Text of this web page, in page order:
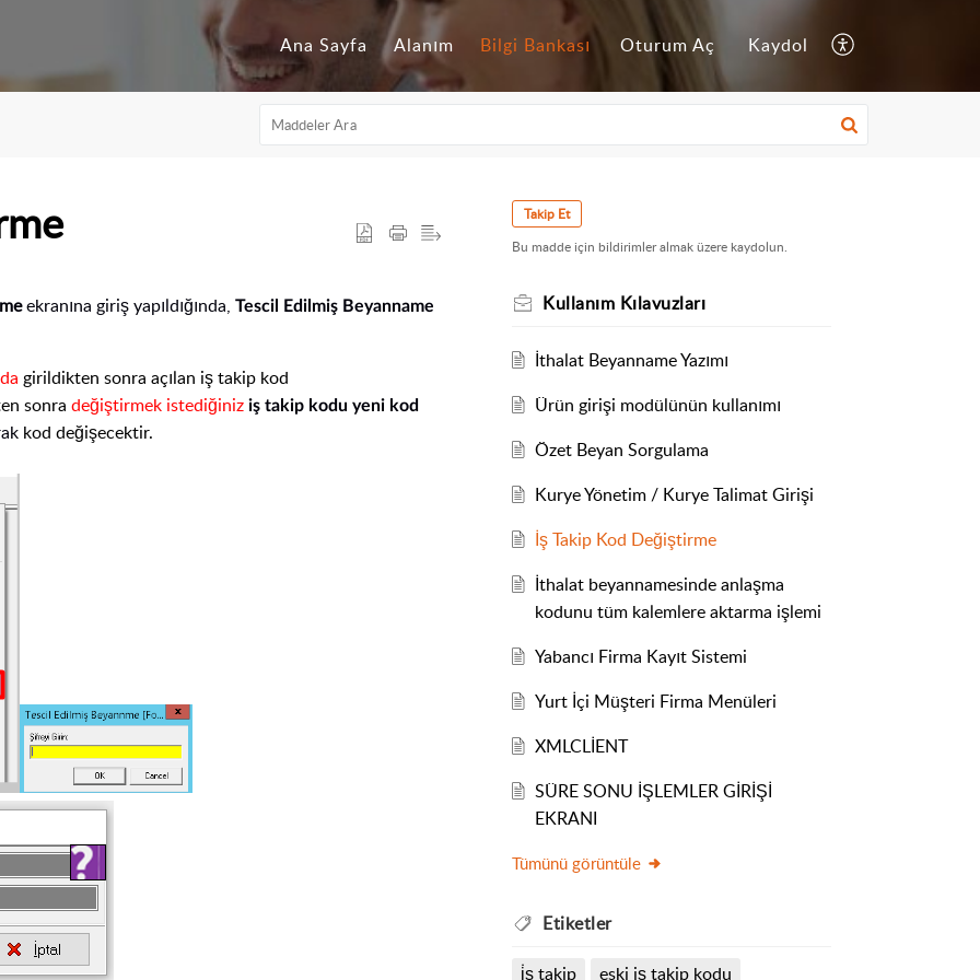
Ana Sayfa Alanım Bilgi Bankası Oturum Aç Kaydol
ekranına giriş yapıldığında, Tescil Edilmiş Beyanname
girildikten sonra açılan iş takip kod
sonra değiştirmek istediğiniz iş takip kodu yeni kod
kod değişecektir.
Takip Et
Bu madde için bildirimler almak üzere kaydolun.
Kullanım Kılavuzları
İthalat Beyanname Yazımı
Ürün girişi modülünün kullanımı
Özet Beyan Sorgulama
Kurye Yönetim / Kurye Talimat Girişi
İş Takip Kod Değiştirme
İthalat beyannamesinde anlaşma
kodunu tüm kalemlere aktarma işlemi
Yabancı Firma Kayıt Sistemi
Yurt İçi Müşteri Firma Menüleri
XMLCLİENT
SÜRE SONU İŞLEMLER GİRİŞİ
EKRANI
Tümünü görüntüle
Etiketler
i̇ş takip eski iş takip kodu